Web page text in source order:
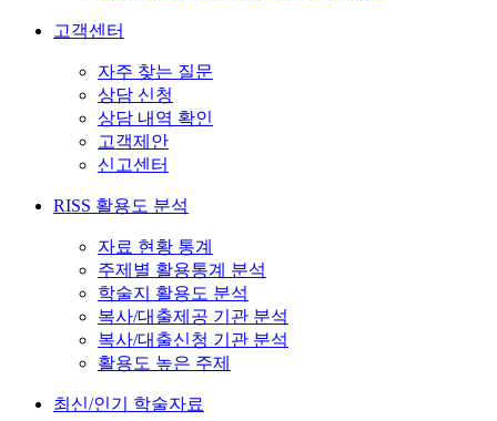
고객센터
자주 찾는 질문
상담 신청
상담 내역 확인
고객제안
신고센터
RISS 활용도 분석
자료 현황 통계
주제별 활용통계 분석
학술지 활용도 분석
복사/대출제공 기관 분석
복사/대출신청 기관 분석
활용도 높은 주제
최신/인기 학술자료